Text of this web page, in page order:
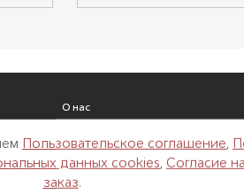
Пользовательское соглашение,
данных cookies, Согласие
заказ.
О нас
Новости
Контакты
Архитекторам и дизайнерам